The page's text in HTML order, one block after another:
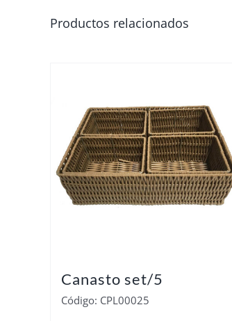
Productos relacionados
Canasto set/5
Código: CPL00025